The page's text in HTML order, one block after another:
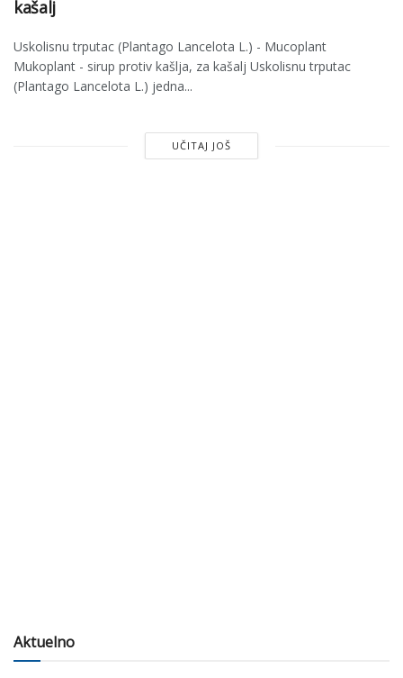
kašalj
Uskolisnu trputac (Plantago Lancelota L.) - Mucoplant
Mukoplant - sirup protiv kašlja, za kašalj Uskolisnu trputac
(Plantago Lancelota L.) jedna...
UČITAJ JOŠ
Aktuelno